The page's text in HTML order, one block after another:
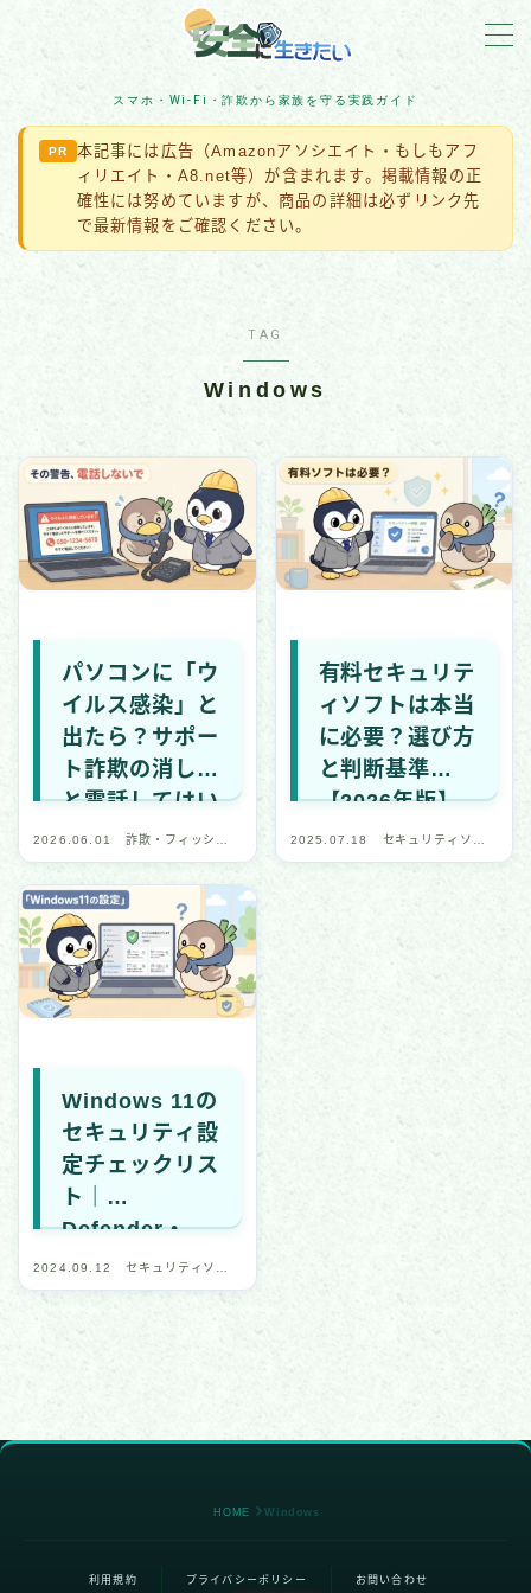
スマホ・Wi-Fi・詐欺から家族を守る実践ガイド
MENU
詐欺対策
住宅防犯
アカウント保護
ネット脅威・最新ニュース
企業・組織の被害事例
マルウェア・ランサムウェア
国際・政治関連
全般・レポート
デバイス・ネットワーク
IoT・スマートデバイス
ネットワーク・通信
ブラウザ・Web
セキュリティソフト・ツール
CTF（技術学習）
CTF記事一覧
PR
本記事には広告（Amazonアソシエイト・もしもアフ
ィリエイト・A8.net等）が含まれます。掲載情報の正
確性には努めていますが、商品の詳細は必ずリンク先
で最新情報をご確認ください。
TAG
Windows
パソコンに「ウ
イルス感染」と
出たら？サポー
ト詐欺の消し方
と電話してはい
けない理由
2026.06.01
詐欺・フィッシン
グ対策
有料セキュリテ
ィソフトは本当
に必要？選び方
と判断基準
【2026年版】
2025.07.18
セキュリティソフ
ト・ツール
Windows 11の
セキュリティ設
定チェックリス
ト｜
Defender・
SmartScreen
・ランサムウェ
2024.09.12
セキュリティソフ
ト・ツール
HOME Windows
利用規約 プライバシーポリシー お問い合わせ